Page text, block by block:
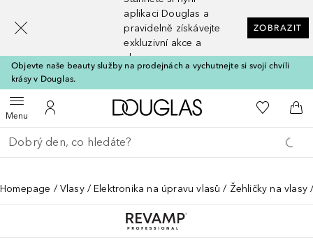
aplikaci Douglas a
pravidelně získávejte
exkluzivní akce a
slevy
ZOBRAZIT
Objevte naše beauty služby na prodejnách a vychutnejte si svojí chvíli
krásy v Douglas.
MenuOtevřít menuK mému účtu
Domů K mému
Do
Vraťte se
Proveďte vyhledávání
Homepage Vlasy Elektronika na úpravu vlasů Žehličky na vlasy
[navigation.slideout.screenreader]